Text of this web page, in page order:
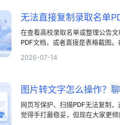
在查看高校录取名单或整理公告
PDF文档，或者直接是表格截图
2026-07-14
网页写保护、扫描PDF无法复制
觉得手打最稳妥，但现在大家更